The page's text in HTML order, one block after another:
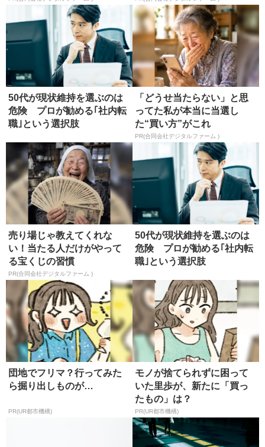
50代が現状維持を選ぶのは
危険 プロが勧める｢社内転
職｣という選択肢
「どうせ当たらない」と思
ってた私が本当に当選し
た“買い方”がこれ
PR(合同会社デジタルファーム )
売り場じゃ教えてくれな
い！当たる人だけがやって
る宝くじの習慣
PR(合同会社デジタルファーム )
50代が現状維持を選ぶのは
危険 プロが勧める｢社内転
職｣という選択肢
団地でフリマ？行ってみた
ら掘り出しものが…
PR(UR都市機構)
モノが捨てられずに困って
いた里歩が、新たに「買っ
たもの」は？
PR(UR都市機構)